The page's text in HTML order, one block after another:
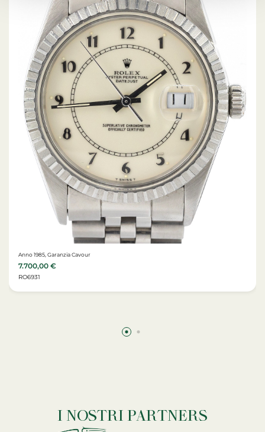
Anno 1985, Garanzia Cavour
7.700,00 €
RO6931
I NOSTRI PARTNERS